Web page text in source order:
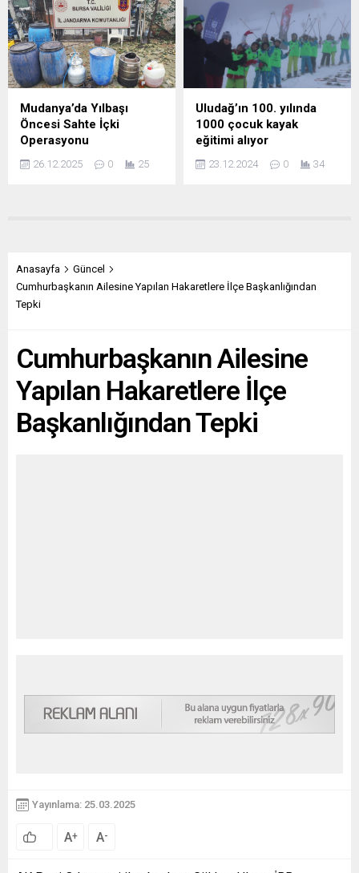
Mudanya’da Yılbaşı
Öncesi Sahte İçki
Operasyonu
26.12.2025 0 25
Uludağ’ın 100. yılında
1000 çocuk kayak
eğitimi alıyor
23.12.2024 0 34
Anasayfa
Güncel
Cumhurbaşkanın Ailesine Yapılan Hakaretlere İlçe Başkanlığından
Tepki
Cumhurbaşkanın Ailesine
Yapılan Hakaretlere İlçe
Başkanlığından Tepki
Yayınlama: 25.03.2025
A+ A-